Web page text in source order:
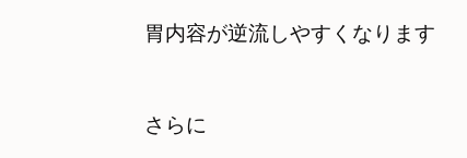
胃内容が逆流しやすくなります
さらに